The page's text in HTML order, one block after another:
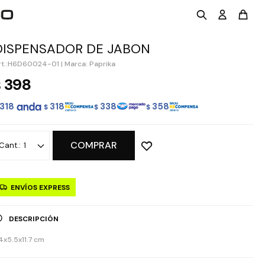
DE JABON
H6D60024-01 | Marca: Paprika
398
318 $ 318 $ 338 $ 358
1 COMPRAR
ENVÍOS EXPRESS
DESCRIPCIÓN
cm